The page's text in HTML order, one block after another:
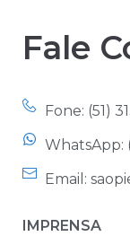
Fale
Fone: (51)
WhatsApp:
Email:
IMPRENSA